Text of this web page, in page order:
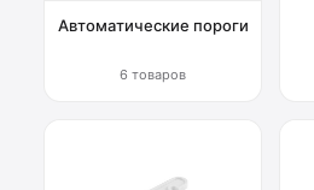
Автоматические пороги
6 товаров